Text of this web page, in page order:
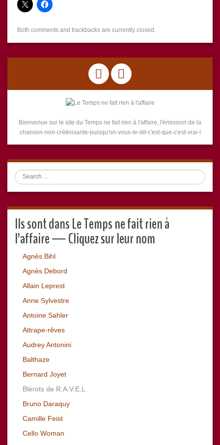
Both comments and trackbacks are currently closed.
Bienvenue sur le site du Temps ne fait rien à l'affaire, l'émission de la
chanson-non-crétinisante-puisqu'on-vous-le-dit-c'est-que-c'est-vrai-!
Search
Ils sont dans Le Temps ne fait rien à
l’affaire — Cliquez sur leur nom
Agnès Bihl
Agnès Debord
Allain Leprest
Anne Sylvestre
Antoine Sahler
Attrape-rêves
Audrey Antonini
Balthaze
Bernard Joyet
Blérots de R.A.V.E.L.
Bruno Daraquy
Camille Feist
Cello Woman